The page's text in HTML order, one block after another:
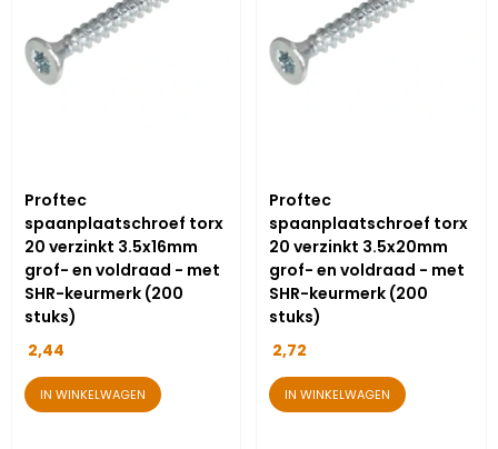
Proftec
spaanplaatschroef torx
20 verzinkt 3.5x16mm
grof- en voldraad - met
SHR-keurmerk (200
stuks)
2,44
IN WINKELWAGEN
Proftec
spaanplaatschroef torx
20 verzinkt 3.5x20mm
grof- en voldraad - met
SHR-keurmerk (200
stuks)
2,72
IN WINKELWAGEN